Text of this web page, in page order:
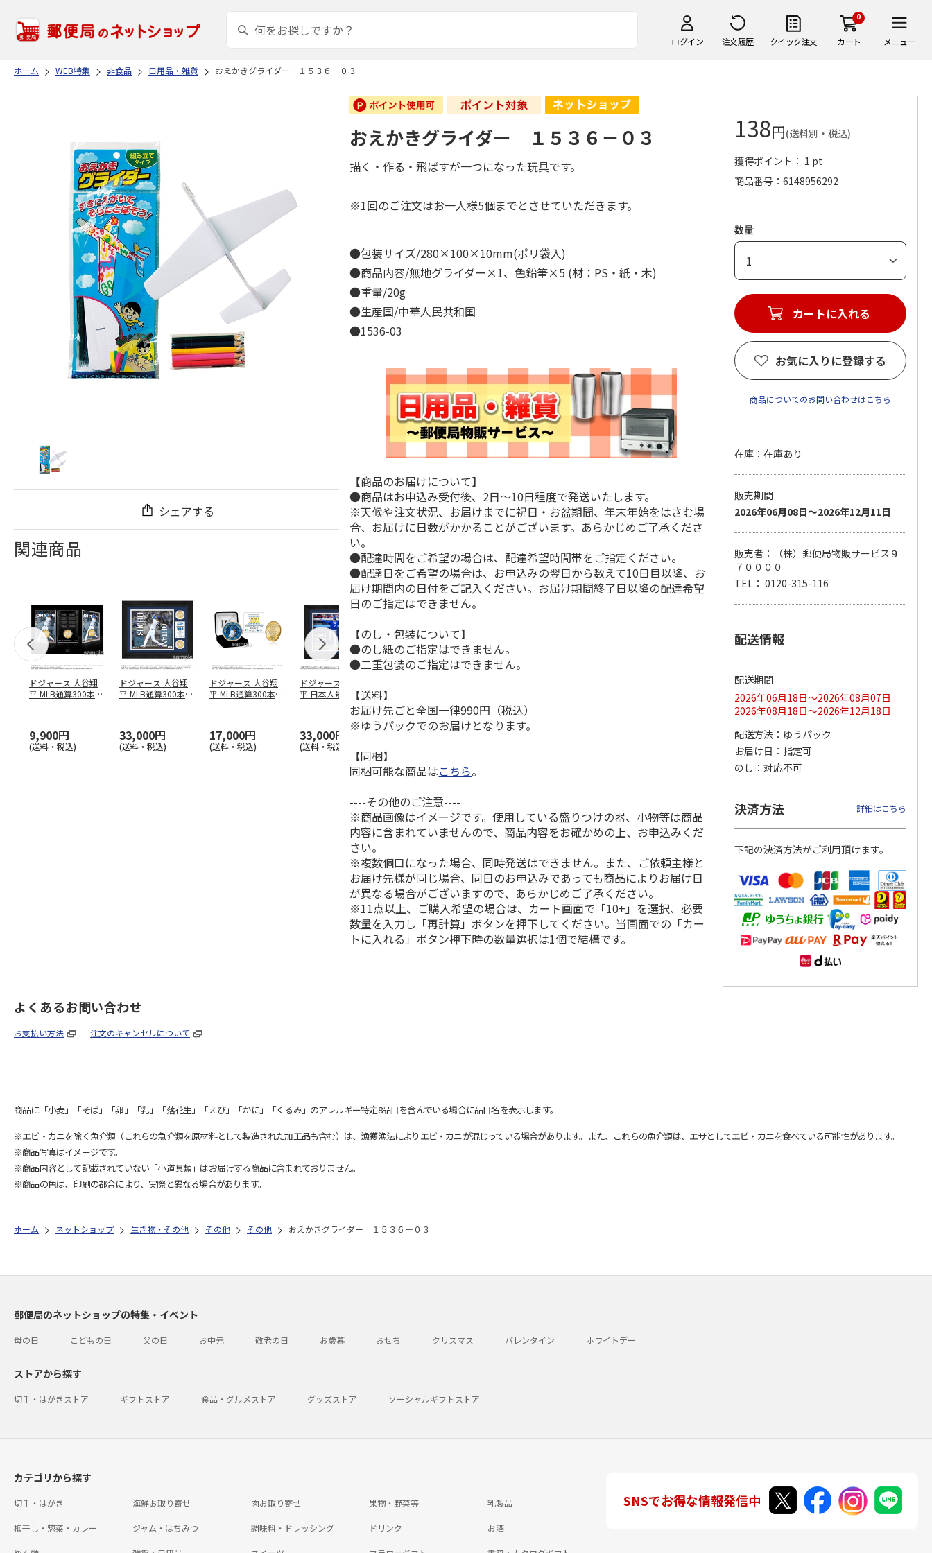
ログイン 注文履歴 クイック注文
0
カート メニュー
ホーム WEB特集 非食品 日用品・雑貨 おえかきグライダー １５３６－０３
シェアする
関連商品
ドジャース 大谷翔
平 MLB通算300本塁
9,900円
(送料・税込)
ドジャース 大谷翔
平 MLB通算300本塁
33,000円
(送料・税込)
ドジャース 大谷翔
平 MLB通算300本塁
17,000円
(送料・税込)
ドジャース 大谷翔
平 日本人最多53試
合連続出塁記念 ダ
33,000円
(送料・税込)
4月投手…
33,000円
合連続出塁記念 コ
イ…
9,900円
ドジャース 大谷翔
平 日本人最多53試
合連続出塁記念 シ
ル…
17,000円
(送料・税込)
谷翔平 2026 NL 3・
4月投手…
おえかきグライダー １５３６－０３
描く・作る・飛ばすが一つになった玩具です。
※1回のご注文はお一人様5個までとさせていただきます。
●包装サイズ/280×100×10mm(ポリ袋入)
●商品内容/無地グライダー×1、色鉛筆×5 (材：PS・紙・木)
●重量/20g
●生産国/中華人民共和国
●1536-03
【商品のお届けについて】
●商品はお申込み受付後、2日～10日程度で発送いたします。
※天候や注文状況、お届けまでに祝日・お盆期間、年末年始をはさむ場
合、お届けに日数がかかることがございます。あらかじめご了承くださ
い。
●配達時間をご希望の場合は、配達希望時間帯をご指定ください。
●配達日をご希望の場合は、お申込みの翌日から数えて10日目以降、お
届け期間内の日付をご記入ください。お届け期間終了日以降の配達希望
日のご指定はできません。
【のし・包装について】
●のし紙のご指定はできません。
●二重包装のご指定はできません。
【送料】
お届け先ごと全国一律990円（税込）
※ゆうパックでのお届けとなります。
【同梱】
同梱可能な商品はこちら。
----その他のご注意----
※商品画像はイメージです。使用している盛りつけの器、小物等は商品
内容に含まれていませんので、商品内容をお確かめの上、お申込みくだ
さい。
※複数個口になった場合、同時発送はできません。また、ご依頼主様と
お届け先様が同じ場合、同日のお申込みであっても商品によりお届け日
が異なる場合がございますので、あらかじめご了承ください。
※11点以上、ご購入希望の場合は、カート画面で「10+」を選択、必要
数量を入力し「再計算」ボタンを押下してください。当画面での「カー
トに入れる」ボタン押下時の数量選択は1個で結構です。
138円(送料別・税込)
獲得ポイント： 1 pt
商品番号
6148956292
数量
カートに入れる
お気に入りに登録する
商品についてのお問い合わせはこちら
在庫：在庫あり
販売期間
2026年06月08日～2026年12月11日
販売者：（株）郵便局物販サービス９
７００００
TEL： 0120-315-116
配送情報
配送期間
2026年06月18日～2026年08月07日
2026年08月18日～2026年12月18日
配送方法
ゆうパック
お届け日
指定可
のし
対応不可
決済方法 詳細はこちら
下記の決済方法がご利用頂けます。
よくあるお問い合わせ
お支払い方法 注文のキャンセルについて
商品に「小麦」「そば」「卵」「乳」「落花生」「えび」「かに」「くるみ」のアレルギー特定8品目を含んでいる場合に品目名を表示します。
※エビ・カニを除く魚介類（これらの魚介類を原材料として製造された加工品も含む）は、漁獲漁法によりエビ・カニが混じっている場合があります。また、これらの魚介類は、エサとしてエビ・カニを食べている可能性があります。
※商品写真はイメージです。
※商品内容として記載されていない「小道具類」はお届けする商品に含まれておりません。
※商品の色は、印刷の都合により、実際と異なる場合があります。
ホーム ネットショップ 生き物・その他 その他 その他 おえかきグライダー １５３６－０３
郵便局のネットショップの特集・イベント
母の日 こどもの日 父の日 お中元 敬老の日 お歳暮 おせち クリスマス バレンタイン ホワイトデー
ストアから探す
切手・はがきストア ギフトストア 食品・グルメストア グッズストア ソーシャルギフトストア
カテゴリから探す
切手・はがき 海鮮お取り寄せ 肉お取り寄せ 果物・野菜等 乳製品
梅干し・惣菜・カレー ジャム・はちみつ 調味料・ドレッシング ドリンク お酒
SNSでお得な情報発信中